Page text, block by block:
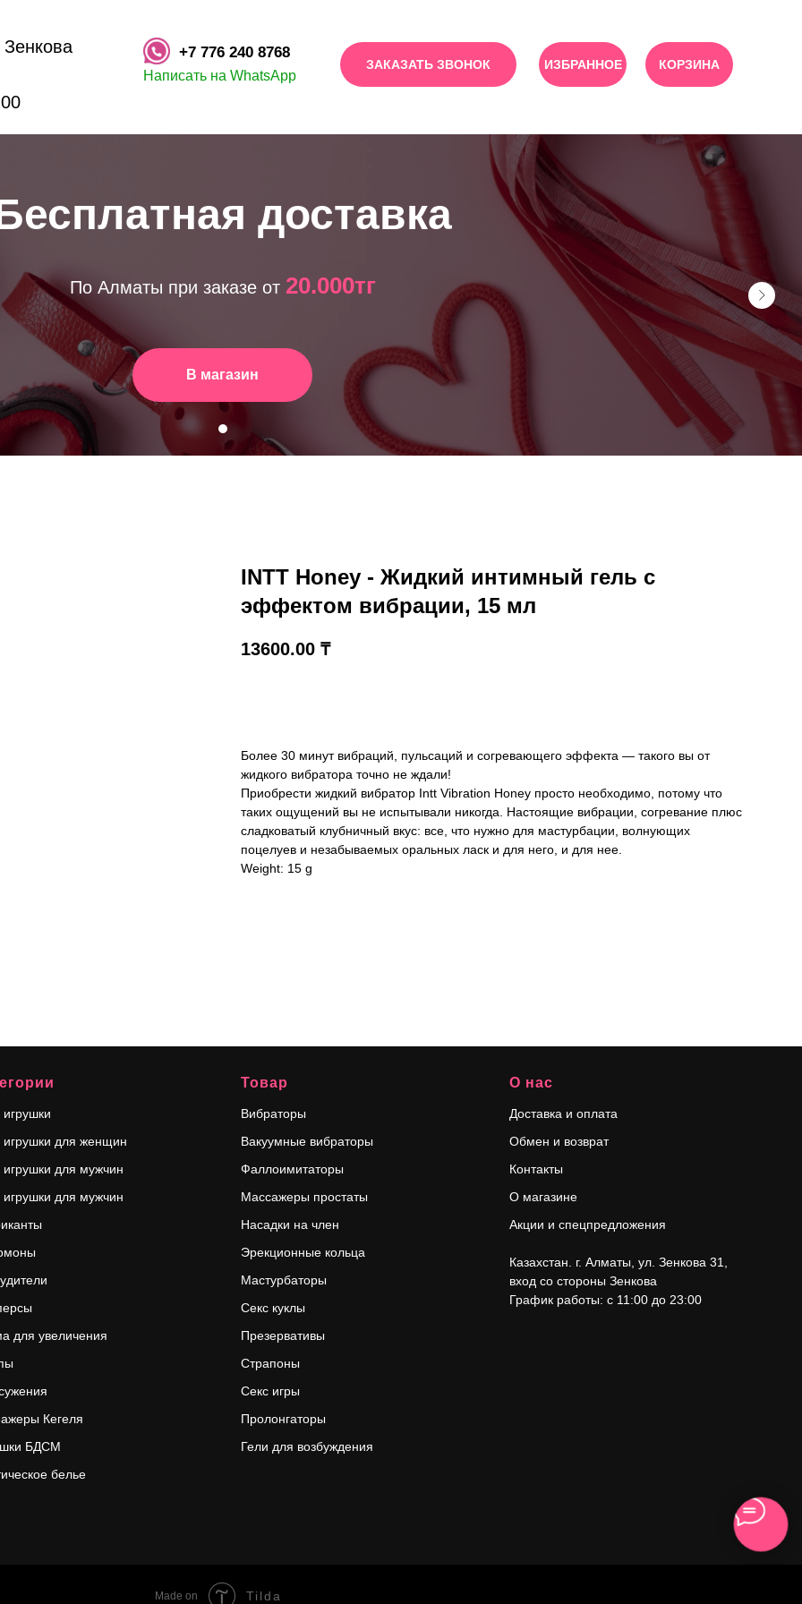
+7 776 240 8768
Написать на WhatsApp
ЗАКАЗАТЬ ЗВОНОК ИЗБРАННОЕ КОРЗИНА
доставка
По Алматы при заказе от 20.000тг
В магазин
INTT Honey - Жидкий интимный гель с
эффектом вибрации, 15 мл
13600.00 ₸
Более 30 минут вибраций, пульсаций и согревающего эффекта — такого вы от
жидкого вибратора точно не ждали!
Приобрести жидкий вибратор Intt Vibration Honey просто необходимо, потому что
таких ощущений вы не испытывали никогда. Настоящие вибрации, согревание плюс
сладковатый клубничный вкус: все, что нужно для мастурбации, волнующих
поцелуев и незабываемых оральных ласк и для него, и для нее.
Weight: 15 g
игрушки для женщин
игрушки для мужчин
игрушки для мужчин
для увеличения
Кегеля
БДСМ
белье
Товар
Вибраторы
Вакуумные вибраторы
Фаллоимитаторы
Массажеры простаты
Насадки на член
Эрекционные кольца
Мастурбаторы
Секс куклы
Презервативы
Страпоны
Секс игры
Пролонгаторы
Гели для возбуждения
О нас
Доставка и оплата
Обмен и возврат
Контакты
О магазине
Акции и спецпредложения
Казахстан. г. Алматы, ул. Зенкова 31
вход со стороны Зенкова
График работы: с 11:00 до 23:00
Made on Tilda